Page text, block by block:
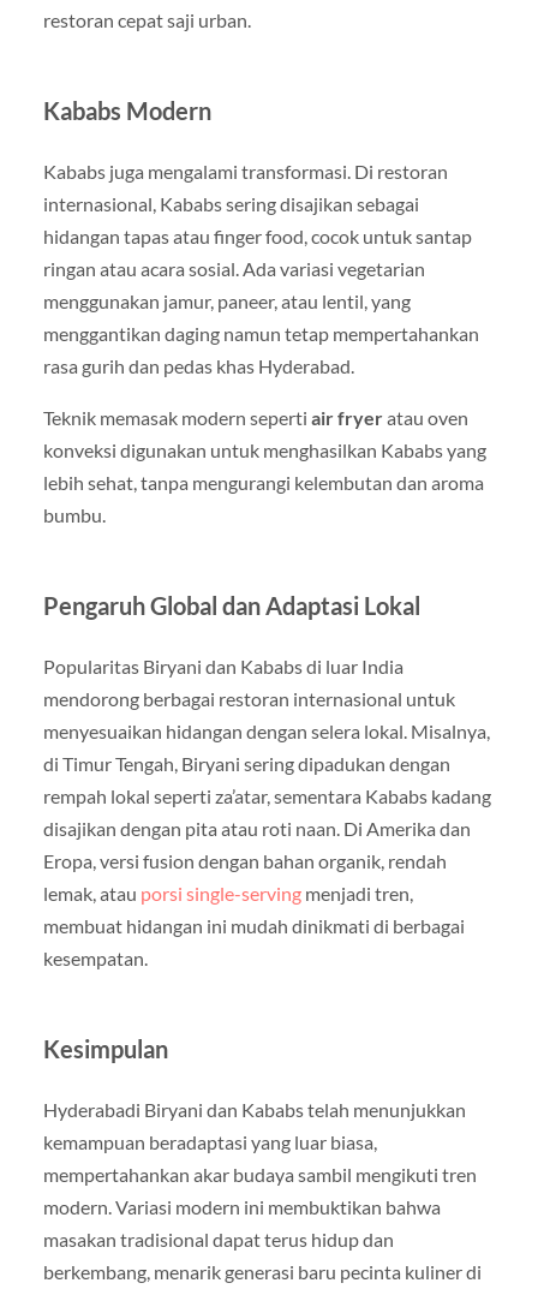
restoran cepat saji urban.
Kababs Modern
Kababs juga mengalami transformasi. Di restoran
internasional, Kababs sering disajikan sebagai
hidangan tapas atau finger food, cocok untuk santap
ringan atau acara sosial. Ada variasi vegetarian
menggunakan jamur, paneer, atau lentil, yang
menggantikan daging namun tetap mempertahankan
rasa gurih dan pedas khas Hyderabad.
Teknik memasak modern seperti air fryeratau oven
konveksi digunakan untuk menghasilkan Kababs yang
lebih sehat, tanpa mengurangi kelembutan dan aroma
bumbu.
Pengaruh Global dan Adaptasi Lokal
Popularitas Biryani dan Kababs di luar India
mendorong berbagai restoran internasional untuk
menyesuaikan hidangan dengan selera lokal. Misalnya,
di Timur Tengah, Biryani sering dipadukan dengan
rempah lokal seperti za’atar, sementara Kababs kadang
disajikan dengan pita atau roti naan. Di Amerika dan
Eropa, versi fusion dengan bahan organik, rendah
lemak, atau porsi single-servingmenjadi tren,
membuat hidangan ini mudah dinikmati di berbagai
kesempatan.
Kesimpulan
Hyderabadi Biryani dan Kababs telah menunjukkan
kemampuan beradaptasi yang luar biasa,
mempertahankan akar budaya sambil mengikuti tren
modern. Variasi modern ini membuktikan bahwa
masakan tradisional dapat terus hidup dan
berkembang, menarik generasi baru pecinta kuliner di